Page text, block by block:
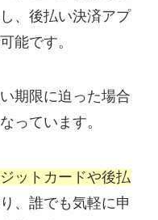
、後払い決済アプ
能です。
期限に迫った場合
っています。
ットカードや後払
、誰でも気軽に申